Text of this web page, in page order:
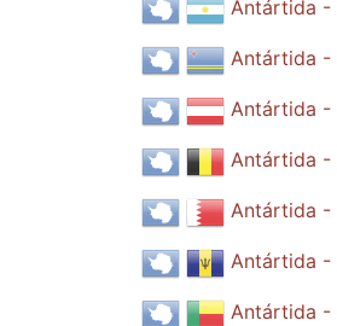
Antártida -
Antártida -
Antártida -
Antártida -
Antártida -
Antártida -
Antártida -